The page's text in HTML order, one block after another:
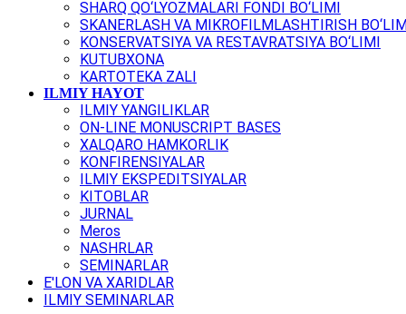
SHARQ QO‘LYOZMALARI FONDI BO‘LIMI
SKANERLASH VA MIKROFILMLASHTIRISH
KONSERVATSIYA VA RESTAVRATSIYA BO‘LIMI
KUTUBXONA
KARTOTEKA ZALI
ILMIY HAYOT
ILMIY YANGILIKLAR
ON-LINE MONUSCRIPT BASES
XALQARO HAMKORLIK
KONFIRENSIYALAR
ILMIY EKSPEDITSIYALAR
KITOBLAR
JURNAL
Meros
NASHRLAR
SEMINARLAR
E'LON VA XARIDLAR
ILMIY SEMINARLAR